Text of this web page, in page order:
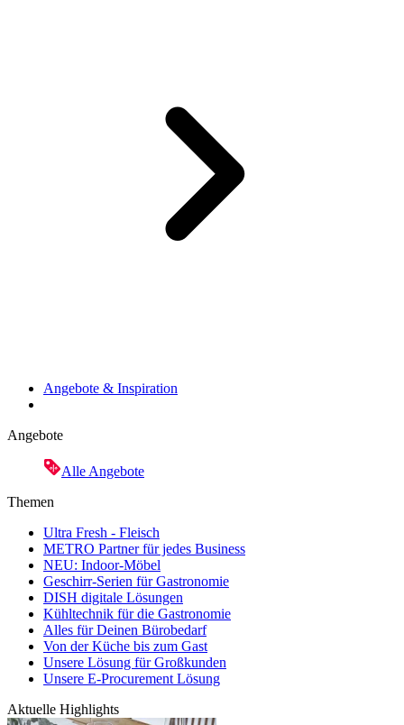
Angebote & Inspiration
Angebote
Alle Angebote
Themen
Ultra Fresh - Fleisch
METRO Partner für jedes Business
NEU: Indoor-Möbel
Geschirr-Serien für Gastronomie
DISH digitale Lösungen
Kühltechnik für die Gastronomie
Alles für Deinen Bürobedarf
Von der Küche bis zum Gast
Unsere Lösung für Großkunden
Unsere E-Procurement Lösung
Aktuelle Highlights